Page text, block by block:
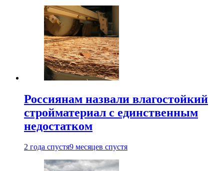
Россиянам назвали влагостойкий
стройматериал с единственным
недостатком
2 года спустя9 месяцев спустя